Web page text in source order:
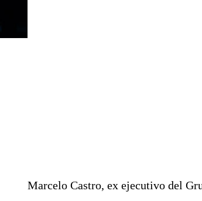
Marcelo Castro, ex ejecutivo del